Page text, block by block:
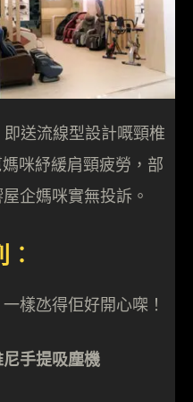
送流線型設計嘅頸椎
咪紓緩肩頸疲勞，部
企媽咪實無投訴。
樣氹得佢好開心㗎！
手提吸塵機